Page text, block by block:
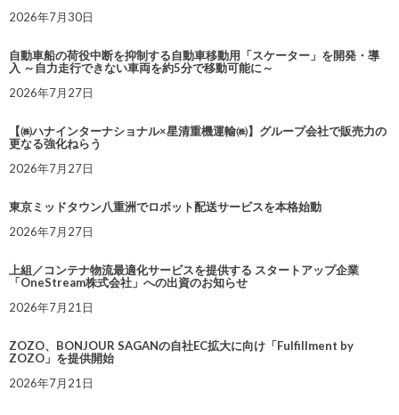
2026年7月30日
自動車船の荷役中断を抑制する自動車移動用「スケーター」を開発・導
入 ～自力走行できない車両を約5分で移動可能に～
2026年7月27日
【㈱ハナインターナショナル×星清重機運輸㈱】グループ会社で販売力の
更なる強化ねらう
2026年7月27日
東京ミッドタウン八重洲でロボット配送サービスを本格始動
2026年7月27日
上組／コンテナ物流最適化サービスを提供する スタートアップ企業
「OneStream株式会社」への出資のお知らせ
2026年7月21日
ZOZO、BONJOUR SAGANの自社EC拡大に向け「Fulfillment by
ZOZO」を提供開始
2026年7月21日